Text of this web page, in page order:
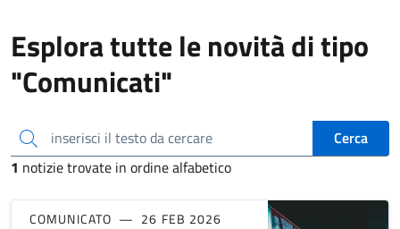
Esplora tutte le novità di tipo
"Comunicati"
inserisci il testo da cercare
Cerca
1 notizie trovate in ordine alfabetico
COMUNICATO 26 FEB 2026